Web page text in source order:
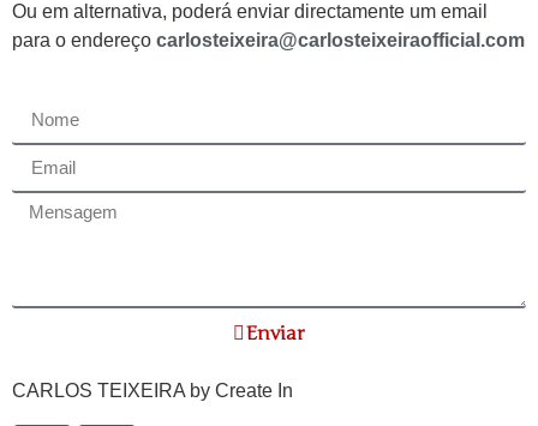
Ou em alternativa, poderá enviar directamente um email
para o endereço carlosteixeira@carlosteixeiraofficial.com
Enviar
CARLOS TEIXEIRA by Create In